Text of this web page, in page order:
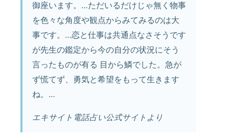
御座います。…ただいるだけじゃ無く物事
を色々な角度や観点からみてみるのは大
事です。…恋と仕事は共通点なさそうです
が先生の鑑定から今の自分の状況にそう
言ったものが有る 目から鱗でした。 急が
ず慌てず、勇気と希望をもって生きます
ね。…
エキサイト電話占い公式サイトより